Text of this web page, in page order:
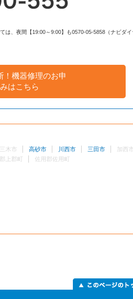
は、夜間【19:00～9:00】も0570-05-5858（ナビダイ
！機器修理のお申
はこちら
三木市 高砂市 川西市 三田市
加西
上郡町 佐用郡佐用町